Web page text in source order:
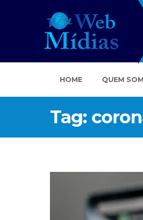
HOME QUEM
Tag: